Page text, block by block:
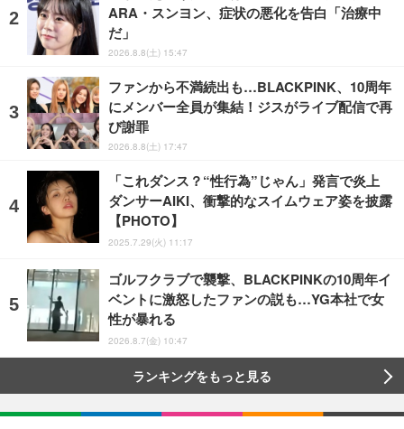
ARA・スンヨン、症状の悪化を告白「治療中
だ」
2026.8.8(土) 15:47
ファンから不満続出も…BLACKPINK、10周年
にメンバー全員が集結！ジスがライブ配信で再
び謝罪
2026.8.8(土) 17:47
「これダンス？“性行為”じゃん」発言で炎上
ダンサーAIKI、衝撃的なスイムウェア姿を披露
【PHOTO】
2025.7.29(火) 11:17
ゴルフクラブで襲撃、BLACKPINKの10周年イ
ベントに激怒したファンの説も…YG本社で女
性が暴れる
2026.8.7(金) 10:47
ランキングをもっと見る